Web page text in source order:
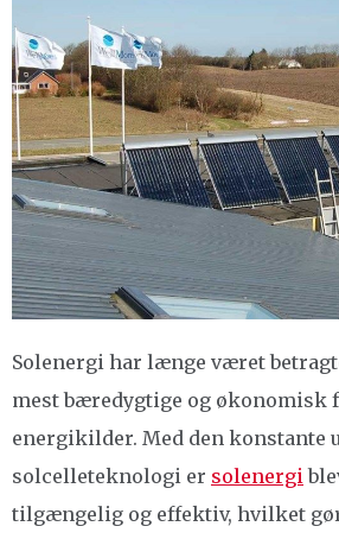
Solenergi har længe været
mest bæredygtige og økonomisk
energikilder. Med den konstante
solcelleteknologi er solenergi
tilgængelig og effektiv, hvilket